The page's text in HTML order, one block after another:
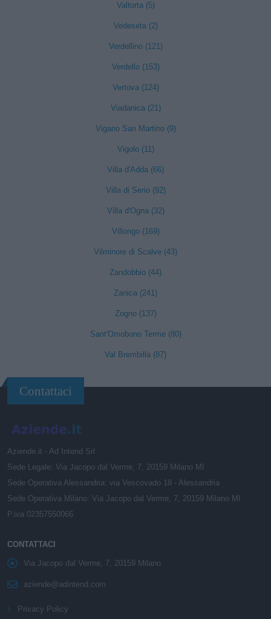
Valtorta (5)
Vedeseta (2)
Verdellino (121)
Verdello (153)
Vertova (124)
Viadanica (21)
Vigano San Martino (9)
Vigolo (11)
Villa d'Adda (66)
Villa di Serio (92)
Villa d'Ogna (32)
Villongo (169)
Vilminore di Scalve (43)
Zandobbio (44)
Zanica (241)
Zogno (137)
Sant'Omobono Terme (80)
Val Brembilla (87)
Contattaci
Aziende.it - Ad Intend Srl
Sede Legale: Via Jacopo dal Verme, 7, 20159 Milano MI
Sede Operativa Alessandria: via Vescovado 18 - Alessandria
Sede Operativa Milano: Via Jacopo dal Verme, 7, 20159 Milano MI
P.iva 02357550066
CONTATTACI
Via Jacopo dal Verme, 7, 20159 Milano
aziende@adintend.com
Privacy Policy